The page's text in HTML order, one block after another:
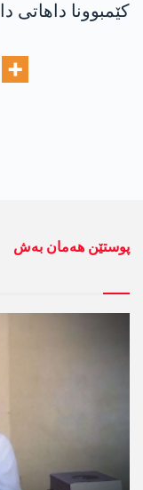
کێمبوونا داهاتی
پوستێن ھەمان بەش